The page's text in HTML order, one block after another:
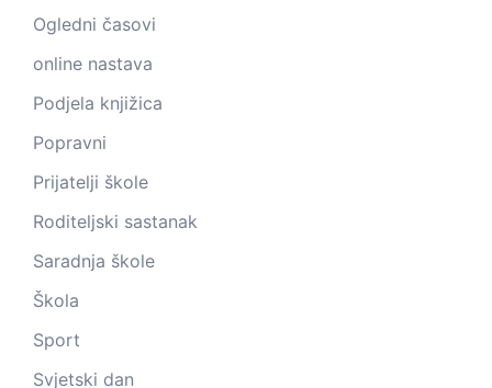
Ogledni časovi
online nastava
Podjela knjižica
Popravni
Prijatelji škole
Roditeljski sastanak
Saradnja škole
Škola
Sport
Svjetski dan